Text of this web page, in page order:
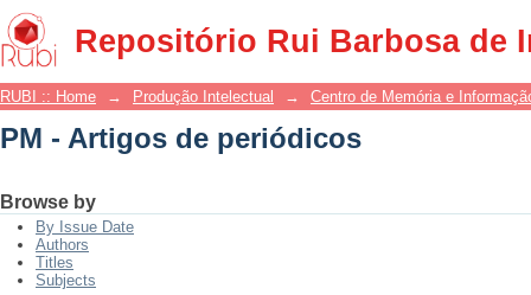
Repositório Rui Barbosa de
PM - Artigos de periódicos
RUBI :: Home → Produção Intelectual → Centro de Memória e
PM - Artigos de periódicos
Browse by
By Issue Date
Authors
Titles
Subjects